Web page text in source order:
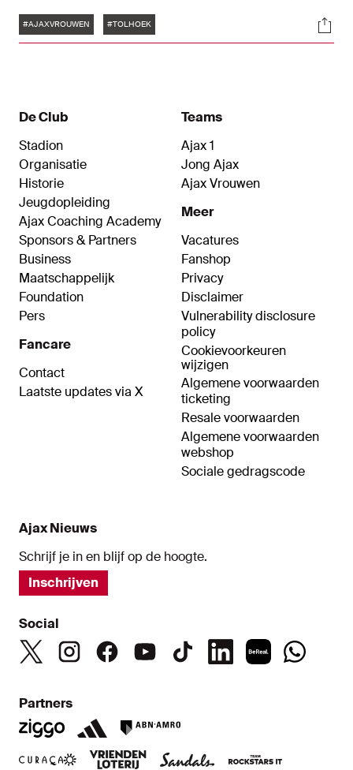
zijn ontwikkelpunten want alleen scoren vind ik
niet genoeg."
Tags
#AJAXVROUWEN #TOLHOEK
De Club
Stadion
Organisatie
Historie
Jeugdopleiding
Ajax Coaching Academy
Sponsors & Partners
Business
Maatschappelijk
Foundation
Pers
Fancare
Contact
Laatste updates via X
Teams
Ajax 1
Jong Ajax
Ajax Vrouwen
Meer
Vacatures
Fanshop
Privacy
Disclaimer
Vulnerability disclosure
policy
Cookievoorkeuren
wijzigen
Algemene voorwaarden
ticketing
Resale voorwaarden
Algemene voorwaarden
webshop
Sociale gedragscode
Ajax Nieuws
Schrijf je in en blijf op de hoogte.
Inschrijven
Social
Partners